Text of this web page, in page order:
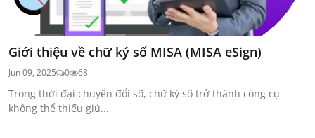
Giới thiệu về chữ ký số MISA (MISA eSign)
Jun 09, 2025 0 68
Trong thời đại chuyển đổi số, chữ ký số trở thành công cụ
không thể thiếu giú...